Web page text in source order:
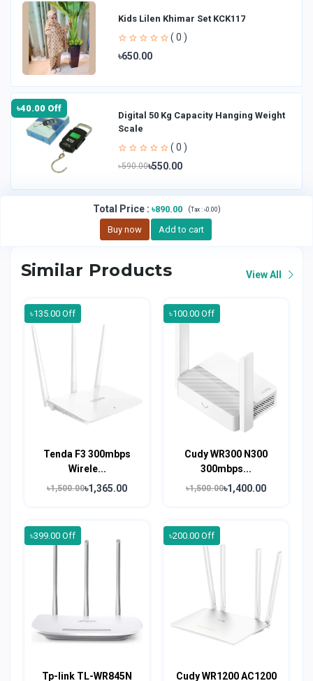
Kids Lilen Khimar Set KCK117
( 0 )
৳650.00
৳40.00 Off
Digital 50 Kg Capacity Hanging Weight
Scale
( 0 )
৳590.00৳550.00
Total Price: ৳890.00 (Tax : ৳0.00)
Buy now Add to cart
Similar Products View All
৳135.00 Off
Tenda F3 300mbps
Wirele...
৳1,500.00৳1,365.00
৳100.00 Off
Cudy WR300 N300
300mbps...
৳1,500.00৳1,400.00
৳399.00 Off
Tp-link TL-WR845N
৳200.00 Off
Cudy WR1200 AC1200